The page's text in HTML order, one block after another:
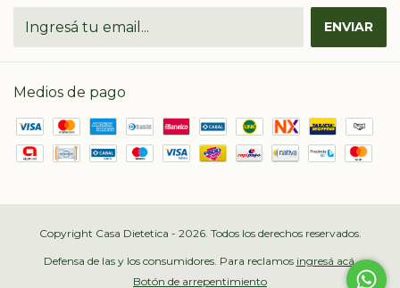
Medios de pago
Copyright Casa Dietetica - 2026. Todos los derechos reservados.
Defensa de las y los consumidores. Para reclamos ingresá acá.
Botón de arrepentimiento